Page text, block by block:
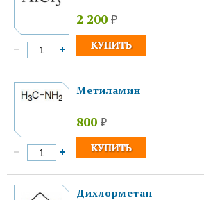
2 200 ₽
Метиламин
800 ₽
Дихлорметан